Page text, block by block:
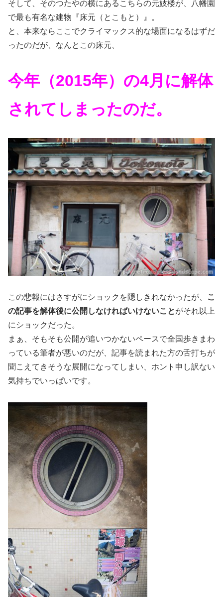
そして、そのつたやの横にあるこちらの元妓楼が、八幡園
で最も有名な建物『床元（とこもと）』。
と、本来ならここでクライマックス的な場面になるはずだ
ったのだが、なんとこの床元、
今年（2015年）の4月に解体
されてしまったのだ。
この悲報にはさすがにショックを隠しきれなかったが、
こ
の記事を解体後に公開しなければいけないことがそれ以上
にショックだった。
まぁ、そもそも公開が追いつかないペースで全国歩きまわ
っている筆者が悪いのだが、記事を読まれた方の舌打ちが
聞こえてきそうな展開になってしまい、ホント申し訳ない
気持ちでいっぱいです。